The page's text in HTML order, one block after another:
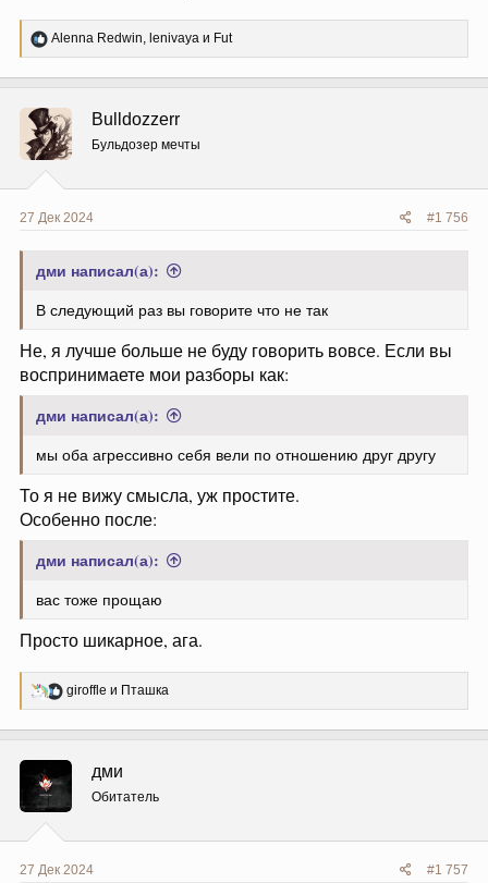
Р
ц
и
и
:
Alenna Redwin lenivaya и Fut
Bulldozzerr
Бульдозер мечты
27 Дек 2024 #1 756
дми написал(а):
В следующий раз вы говорите что не так
Не, я лучше больше не буду говорить вовсе. Если вы
воспринимаете мои разборы как:
дми написал(а):
мы оба агрессивно себя вели по отношению друг другу
То я не вижу смысла, уж простите.
Особенно после:
дми написал(а):
вас тоже прощаю
Просто шикарное, ага.
Р
ц
и
:
giroffle и Пташка
дми
Обитатель
27 Дек 2024 #1 757